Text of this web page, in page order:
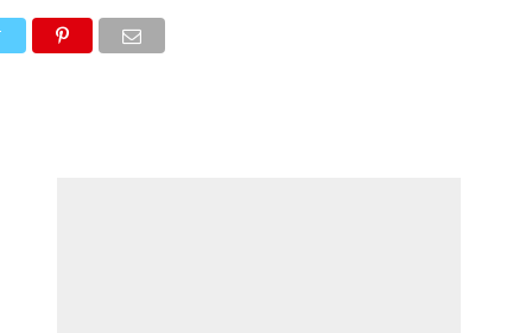
DENUNCIAS WHATSAPP